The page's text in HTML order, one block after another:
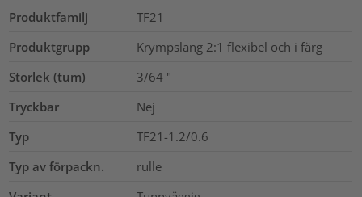
Produktfamilj
TF21
Produktgrupp
Krympslang 2:1 flexibel och i färg
Storlek (tum)
3/64 "
Tryckbar
Nej
Typ
TF21-1.2/0.6
Typ av förpackn.
rulle